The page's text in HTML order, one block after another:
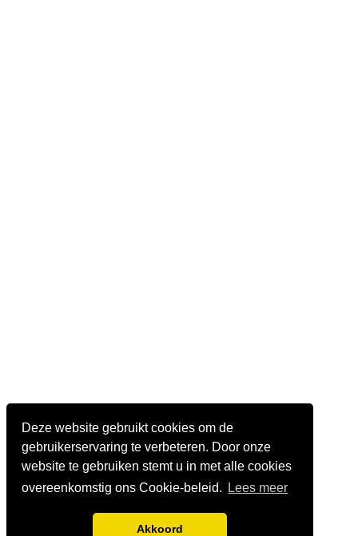
Deze website gebruikt cookies om de
gebruikerservaring te verbeteren. Door onze
website te gebruiken stemt u in met alle cookies
overeenkomstig ons Cookie-beleid.
Lees meer
Akkoord